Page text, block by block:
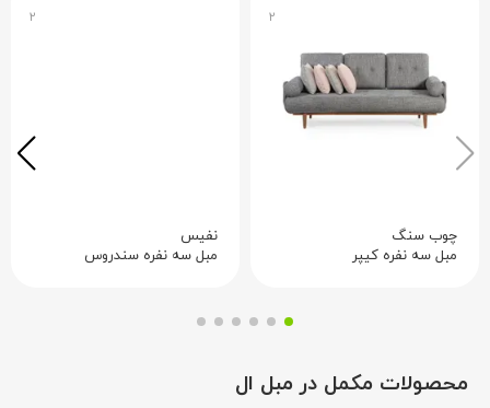
۲
چوب سنگ
مبل سه نفره کیپر
۲
نفیس
مبل سه نفره سندروس
محصولات مکمل در مبل ال